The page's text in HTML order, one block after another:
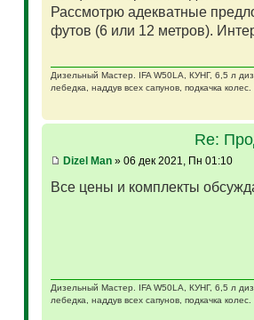
Рассмотрю адекватные
футов (6 или 12 метров).
Дизельный Мастер. IFA W50LA, КУНГ, 6,5 л
лебедка, наддув всех сапунов, подкачка колес.
Re:
Dizel Man» 06 дек 2021, Пн 01:10
Все цены и комплекты
Дизельный Мастер. IFA W50LA, КУНГ, 6,5 л
лебедка, наддув всех сапунов, подкачка колес.